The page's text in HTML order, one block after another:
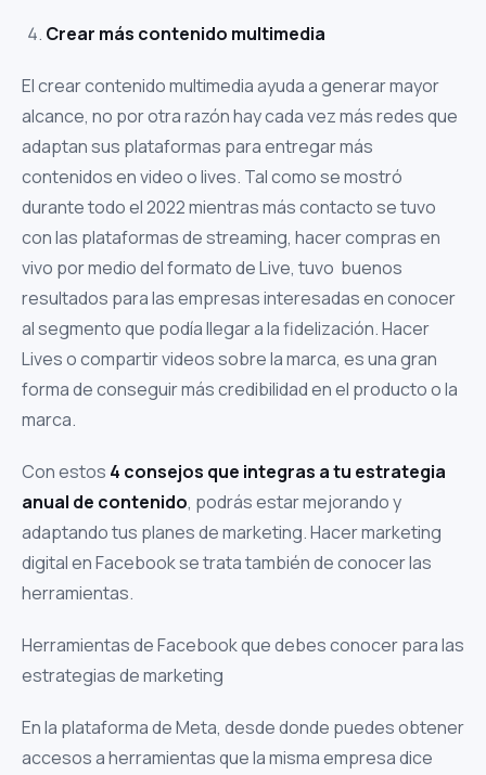
Crear más contenido multimedia
El crear contenido multimedia ayuda a generar mayor
alcance, no por otra razón hay cada vez más redes que
adaptan sus plataformas para entregar más
contenidos en video o lives. Tal como se mostró
durante todo el 2022 mientras más contacto se tuvo
con las plataformas de streaming, hacer compras en
vivo por medio del formato de Live, tuvo buenos
resultados para las empresas interesadas en conocer
al segmento que podía llegar a la fidelización. Hacer
Lives o compartir videos sobre la marca, es una gran
forma de conseguir más credibilidad en el producto o la
marca.
Con estos 4 consejos que integras a tu estrategia
anual de contenido, podrás estar mejorando y
adaptando tus planes de marketing. Hacer marketing
digital en Facebook se trata también de conocer las
herramientas.
Herramientas de Facebook que debes conocer para las
estrategias de marketing
En la plataforma de Meta, desde donde puedes obtener
accesos a herramientas que la misma empresa dice